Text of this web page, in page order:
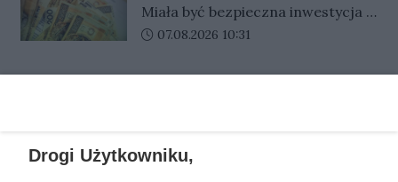
często przebywają daleko od
siebie. Oszuści liczą właśnie na
Spotkanie zostanie rozegrane w
ramach 12. rundy PGE Ekstraligi.
Senior z Gorzowa stracił
oszczędności
Miała być bezpieczna inwestycja i
szybki zysk. Zamiast tego były
pieniędzy i coraz nowe opłaty. 80-
oszczędności.
Data dodania artykułu:
07.08.2026 10:31
Drogi Użytkowniku,